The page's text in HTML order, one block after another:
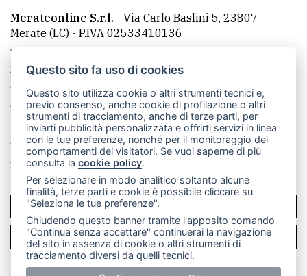
Merateonline S.r.l. - Via Carlo Baslini 5, 23807 -
Merate (LC) - P.IVA 02533410136
Telefono:
mail: redazione@leccoonline.com
La redazione
MerateOnline CasateOnline
RSS
Made by VIP
Privacy policy
Cookie policy
Rivedi le tue scelte sui cookie
SCRIVICI
PER LA TUA PUBBLICITÀ
Questo sito fa uso di cookies
Questo sito utilizza cookie o altri strumenti tecnici e,
previo consenso, anche cookie di profilazione o altri
strumenti di tracciamento, anche di terze parti, per
inviarti pubblicità personalizzata e offrirti servizi in linea
con le tue preferenze, nonché per il monitoraggio dei
comportamenti dei visitatori. Se vuoi saperne di più
consulta lacookie policy.
Per selezionare in modo analitico soltanto alcune
finalità, terze parti e cookie è possibile cliccare su
"Seleziona le tue preferenze".
Chiudendo questo banner tramite l'apposito comando
"Continua senza accettare" continuerai la navigazione
del sito in assenza di cookie o altri strumenti di
tracciamento diversi da quelli tecnici.